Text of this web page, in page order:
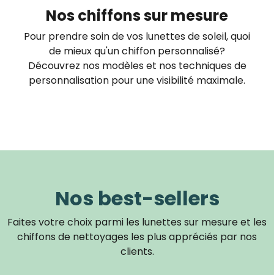
Nos chiffons sur mesure
Pour prendre soin de vos lunettes de soleil, quoi
de mieux qu'un chiffon personnalisé?
Découvrez nos modèles et nos techniques de
personnalisation pour une visibilité maximale.
Nos best-sellers
Faites votre choix parmi les lunettes sur mesure et les
chiffons de nettoyages les plus appréciés par nos
clients.